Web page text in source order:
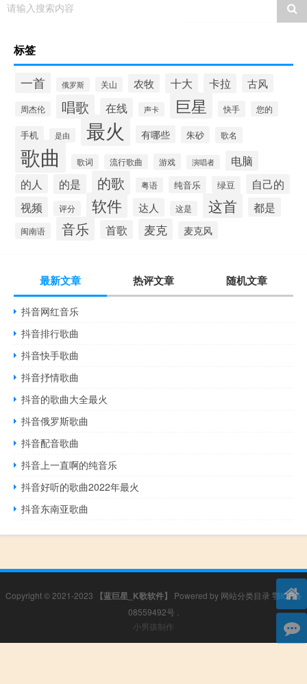
请输入搜索内容
标签
一首 俄罗斯 关山 农牧 十大 卡拉 古风
周杰伦 唱歌 在线 声卡 巨星 快手 您的
手机 是由 最火 有哪些 朱砂 歌名
歌曲 歌词 流行歌曲 游戏 演唱者 电脑
的人 的是 的歌 粤语 纯音乐 绿豆 自己的
视频 评分 软件 达人 这是 这首 都是
闽南语 音乐 首歌 麦克 麦克风
最新文章 热评文章 随机文章
抖音网红音乐
抖音排行歌曲
抖音快手歌曲
抖音抒情歌曲
抖音的歌曲大全最火
抖音俄罗斯歌曲
抖音配音歌曲
抖音上一直啊的纯音乐
抖音好听的歌曲2022年最火
抖音东南亚歌曲
Copyright © 2021-2023 【蓝巨星_K歌软件】 Powered by 网站分类目录 鄂ICP备
08559492号
小男孩制作